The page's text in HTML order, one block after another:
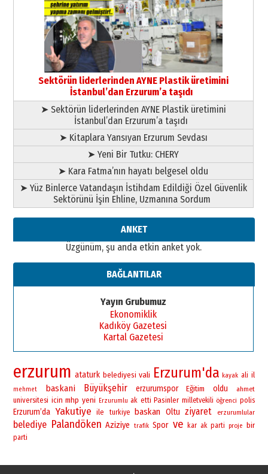
Murat Şahsuvaroğlu ERKON’da
çıtayı yukarı taşırken,
yönetimdekiler aşağı
çekmemeli!
17 Şubat 2026 SalıOrhan BOZKURT
Bir fotoğraf, bir şehir, bir
gazeteci… Dizginler kimin
elinde?
A. Berhan Yılmaz
BİR BÖLÜM DEĞİL, BİR ÖMÜR
SEÇİYORSUNUZ… “NEDEN
ATATÜRK ÜNİVERSİTESİ?”
28 Temmuz 2026 Salı
Ahmet Gökhan YAZICI
Ahmed Yesevi’den bir Alperen…
”Reisimiz” idi… Hakka yürüdü.!
26 Mart 2026 Perşembe
gönül adamı Faruk Terzioğlu!
bir vizyon proje daha!
02 Ağustos 2026 Pazar
Sektörün liderlerinden AYNE Plastik üretimini
İstanbul’dan Erzurum’a taşıdı
➤ Sektörün liderlerinden AYNE Plastik üretimini
İstanbul’dan Erzurum’a taşıdı
➤ Kitaplara Yansıyan Erzurum Sevdası
➤ Yeni Bir Tutku: CHERY
➤ Kara Fatma’nın hayatı belgesel oldu
➤ Yüz Binlerce Vatandaşın İstihdam Edildiği Özel Güvenlik
Sektörünü İşin Ehline, Uzmanına Sordum
ANKET
Üzgünüm, şu anda etkin anket yok.
BAĞLANTILAR
Yayın Grubumuz
Ekonomiklik
Kadıköy Gazetesi
Kartal Gazetesi
erzurum ataturk belediyesi vali Erzurum'da kayak ali il
mehmet baskani Büyükşehir erzurumspor Eğitim oldu ahmet
universitesi icin mhp yeni Erzurumlu ak etti Pasinler milletvekili öğrenci polis
Erzurum’da Yakutiye ile turkiye baskan Oltu ziyaret erzurumlular
belediye Palandöken Aziziye trafik Spor ve kar ak parti proje bir
parti